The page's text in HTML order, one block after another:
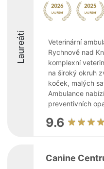
Laureáti
Veterinární
Rychnově nad
komplexní
na široký okruh
koček, malých
Ambulance
preventivních
9.6
Canine